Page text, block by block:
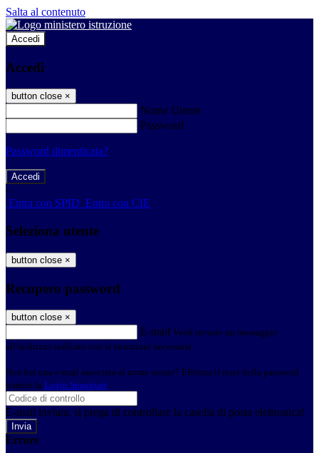
Salta al contenuto
Accedi
Accedi
button close ×
Nome Utente
Password
Password dimenticata?
-
Entra con SPID Entra con CIE
Seleziona utente
button close ×
Recupero password
button close ×
E-mail Verrà inviato un messaggio
all'indirizzo indicato con le istruzioni necessarie.
Non hai una e-mail associata al nome utente? Effettua il reset della password
tramite la Login Spaggiari
E-mail inviata, si prega di controllare la casella di posta elettronica!
Errore